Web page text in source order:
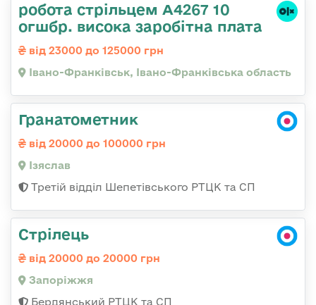
робота стрільцем А4267 10
огшбр. висока заробітна плата
від 23000 до 125000 грн
Івано-Франківськ, Івано-Франківська область
Гранатометник
від 20000 до 100000 грн
Ізяслав
Третій відділ Шепетівського РТЦК та СП
Стрілець
від 20000 до 20000 грн
Запоріжжя
Бердянський РТЦК та СП